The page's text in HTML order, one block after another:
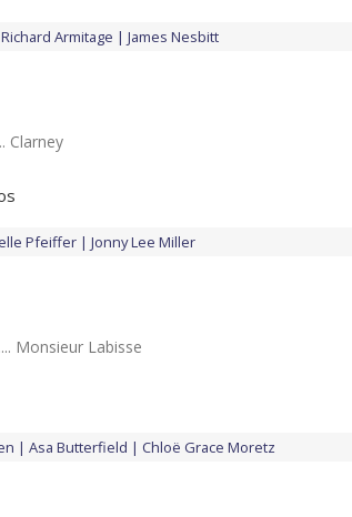
Richard Armitage James Nesbitt
Clarney
Pfeiffer Jonny Lee Miller
Monsieur Labisse
Asa Butterfield Chloë Grace Moretz